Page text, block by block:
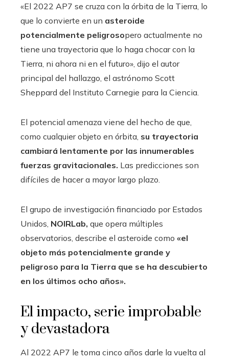
«El 2022 AP7 se cruza con la órbita de la Tierra, lo
que lo convierte en un asteroide
potencialmente peligrosopero actualmente no
tiene una trayectoria que lo haga chocar con la
Tierra, ni ahora ni en el futuro», dijo el autor
principal del hallazgo, el astrónomo Scott
Sheppard del Instituto Carnegie para la Ciencia.
El potencial amenaza viene del hecho de que,
como cualquier objeto en órbita, su trayectoria
cambiará lentamente por las innumerables
fuerzas gravitacionales. Las predicciones son
difíciles de hacer a mayor largo plazo.
El grupo de investigación financiado por Estados
Unidos, NOIRLab, que opera múltiples
observatorios, describe el asteroide como «el
objeto más potencialmente grande y
peligroso para la Tierra que se ha descubierto
en los últimos ocho años».
El impacto, serie improbable
y devastadora
Al 2022 AP7 le toma cinco años darle la vuelta al